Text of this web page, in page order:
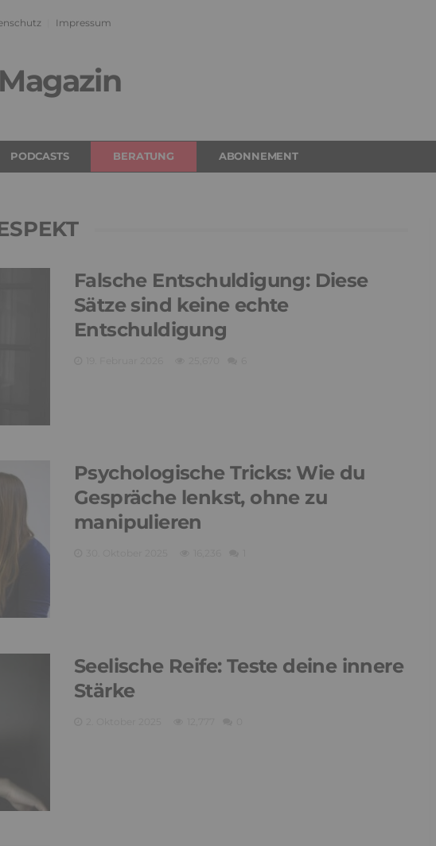
Impressum
PODCASTS BERATUNG ABONNEMENT
Falsche Entschuldigung: Diese
Sätze sind keine echte
Entschuldigung
Psychologische Tricks: Wie du
Gespräche lenkst, ohne zu
manipulieren
Seelische Reife: Teste deine innere
Stärke